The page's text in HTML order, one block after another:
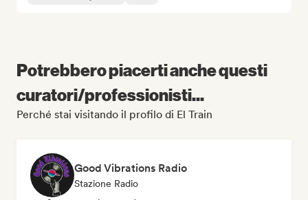
Potrebbero piacerti anche questi
curatori/professionisti...
Perché stai visitando il profilo di El Train
Good Vibrations Radio
Stazione Radio